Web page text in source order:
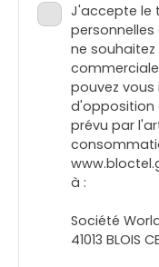
J'accepte le
personnelles
ne
pouvez
d'opposition
prévu par
à :
Société
41013 BLOIS